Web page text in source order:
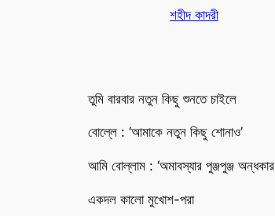
শহীদ কাদরী
তুমি বারবার নতুন কিছু শুনতে চাইলে
বোল্লে : ‘আমাকে নতুন কিছু শোনাও’
আমি বোল্লাম : ‘অমাবস্যার পুঞ্জপুঞ্জ অন্ধকার
একদল কালো মুখোশ-পরা